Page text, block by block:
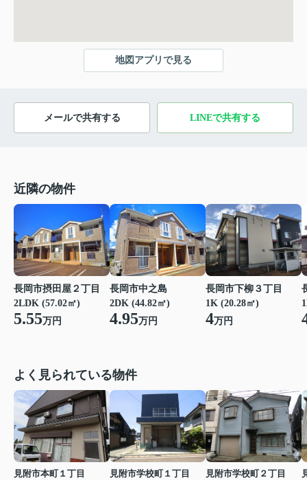
地図アプリで見る
メールで共有する LINEで共有する
近隣の物件
長岡市摂田屋２丁目
2LDK (57.02㎡)
5.55万円
長岡市中之島
2DK (44.82㎡)
4.95万円
長岡市下柳３丁目
1K (20.28㎡)
4万円
よく見られている物件
見附市本町１丁目
見附市学校町１丁目
見附市学校町２丁目